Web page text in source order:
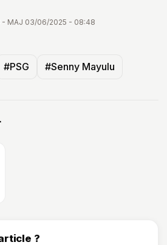
MAJ 03/06/2025 - 08:48
#PSG #Senny Mayulu
?